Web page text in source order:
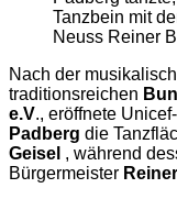
Tanzbein mit
Neuss Reiner
Nach der
traditionsreichen
e.V., eröffnete
Padberg die
Geisel , während
Bürgermeister